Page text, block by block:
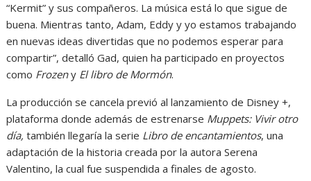
“Kermit” y sus compañeros. La música está lo que sigue de
buena. Mientras tanto, Adam, Eddy y yo estamos trabajando
en nuevas ideas divertidas que no podemos esperar para
compartir”, detalló Gad, quien ha participado en proyectos
como Frozeny El libro de Mormón.
La producción se cancela previó al lanzamiento de Disney +,
plataforma donde además de estrenarse Muppets: Vivir otro
día, también llegaría la serie Libro de encantamientos, una
adaptación de la historia creada por la autora Serena
Valentino, la cual fue suspendida a finales de agosto.